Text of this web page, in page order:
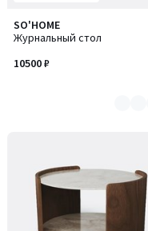
SO'HOME
Журнальный стол
10500 ₽
Количество
цветов:
4